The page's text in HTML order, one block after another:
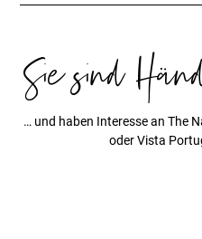
Sie sind
… und haben Interesse an The
oder Vista